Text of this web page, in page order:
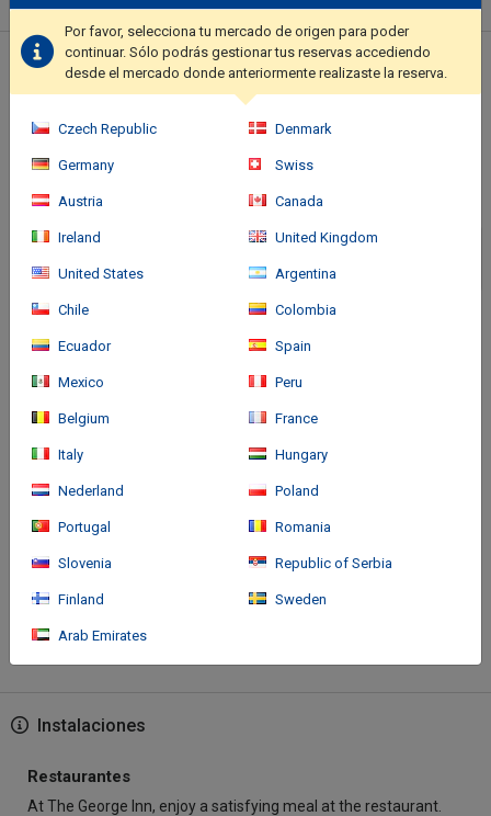
self parking is available onsite..
Ubicación del hotel
Located in Warminster, The George Inn is within a 5-minute drive
Shearwater Lake. This 4-star inn is 7.2 mi (11.5 km) from
Longleat Safari and Adventure Park and 13.
Instalaciones
Restaurantes
At The George Inn, enjoy a satisfying meal at the restaurant.
Por favor, selecciona tu mercado de origen para poder
continuar. Sólo podrás gestionar tus reservas accediendo
desde el mercado donde anteriormente realizaste la reserva.
Czech Republic Denmark
Germany Swiss
Austria Canada
Ireland United Kingdom
United States Argentina
Chile Colombia
Ecuador Spain
Mexico Peru
Belgium France
Italy Hungary
Nederland Poland
Portugal Romania
Slovenia Republic of Serbia
Finland Sweden
Arab Emirates